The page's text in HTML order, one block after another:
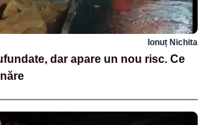
Ionuț Nichita
dar apare un nou risc. Ce